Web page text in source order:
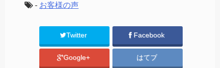
- お客様の声
Twitter Facebook
Google+ はてブ